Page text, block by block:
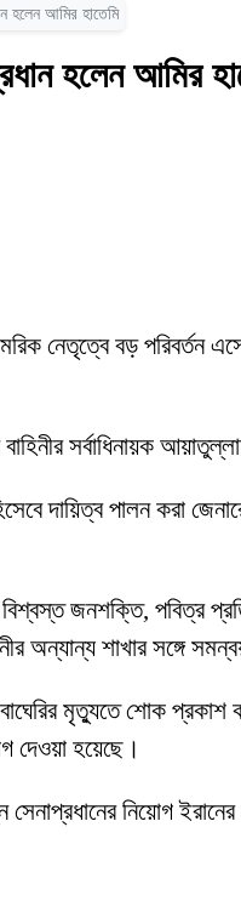
হলেন আমির হাতেমি
হলেন আমির
নেতৃত্বে বড় পরিবর্তন
সর্বাধিনায়ক
দায়িত্ব পালন করা
বিশ্বস্ত জনশক্তি, পবিত্র
অন্যান্য শাখার সঙ্গে
মৃত্যুতে শোক প্রকাশ
দেওয়া হয়েছে।
নিয়োগ